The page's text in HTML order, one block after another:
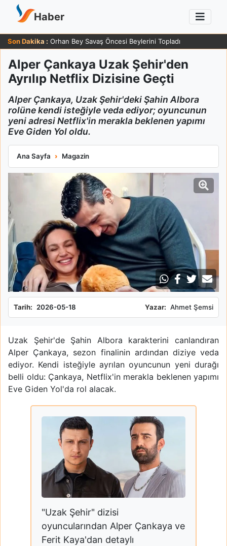
Haber
Son Dakika : Orhan Bey Savaş Öncesi Beylerini Topladı
Alper Çankaya Uzak Şehir'den
Ayrılıp Netflix Dizisine Geçti
Alper Çankaya, Uzak Şehir'deki Şahin Albora
rolüne kendi isteğiyle veda ediyor; oyuncunun
yeni adresi Netflix'in merakla beklenen yapımı
Eve Giden Yol oldu.
Ana Sayfa Magazin
Alper Çankaya Uzak Şehir'den Ayrılıp Netflix Dizisine Geçti
Tarih: 2026-05-18 Yazar: Ahmet Şemsi
Uzak Şehir'de Şahin Albora karakterini canlandıran
Alper Çankaya, sezon finalinin ardından diziye veda
ediyor. Kendi isteğiyle ayrılan oyuncunun yeni durağı
belli oldu: Çankaya, Netflix'in merakla beklenen yapımı
Eve Giden Yol'da rol alacak.
"Uzak Şehir" dizisi
oyuncularından Alper Çankaya ve
Ferit Kaya'dan detaylı